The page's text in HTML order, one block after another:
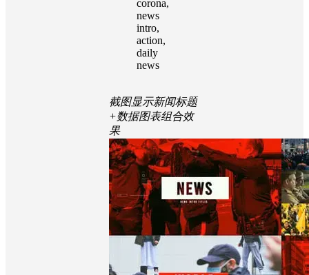
channel,
breaking
news,
covid19,
bitcoin,
intro,
action,
daily
news
截图显示新闻标题
+数据图表组合效
果